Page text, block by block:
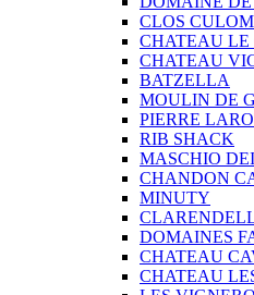
CLOS
CHATEAU
CHATEAU
BATZELLA
MOULIN DE
PIERRE
RIB SHACK
MASCHIO
CHANDON
MINUTY
DOMAINES
CHATEAU
CHATEAU